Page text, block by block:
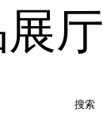
厅
搜索